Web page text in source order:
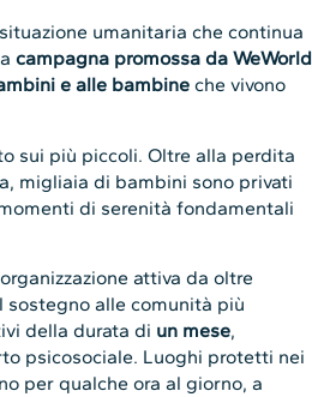
umanitaria che continua
campagna promossa da WeWorld
e alle bambineche vivono
sui più piccoli. Oltre alla perdita
migliaia di bambini sono privati
di serenità fondamentali
attiva da oltre
sostegno alle comunità più
della durata di un mese,
psicosociale. Luoghi protetti nei
per qualche ora al giorno, a